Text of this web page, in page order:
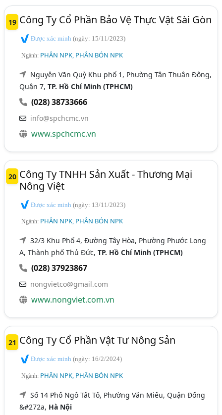
19 Công Ty Cổ Phần Bảo Vệ Thực Vật Sài Gòn
Được xác minh(ngày: 15/11/2023)
Ngành: PHÂN NPK, PHÂN BÓN NPK
Nguyễn Văn Quỳ Khu phố 1, Phường Tân Thuận Đông,
Quận 7,TP. Hồ Chí Minh (TPHCM)
(028) 38733666
info@spchcmc.vn
www.spchcmc.vn
20 Công Ty TNHH Sản Xuất - Thương Mại
Nông Việt
Được xác minh(ngày: 13/11/2023)
Ngành: PHÂN NPK, PHÂN BÓN NPK
32/3 Khu Phố 4, Đường Tây Hòa, Phường Phước Long
A, Thành phố Thủ Đức,TP. Hồ Chí Minh (TPHCM)
(028) 37923867
nongvietco@gmail.com
www.nongviet.com.vn
21 Công Ty Cổ Phần Vật Tư Nông Sản
Được xác minh(ngày: 16/2/2024)
Ngành: PHÂN NPK, PHÂN BÓN NPK
Số 14 Phố Ngô Tất Tố, Phường Văn Miếu, Quận Đống
&#272a, Hà Nội